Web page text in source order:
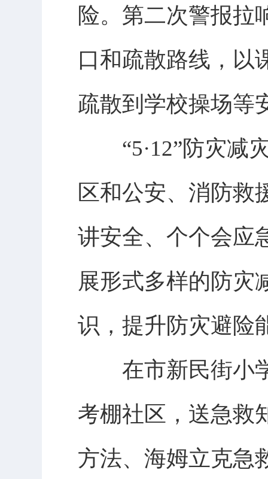
险。第二次警报拉
口和疏散路线，以
疏散到学校操场等
“5·12”防灾减灾
区和公安、消防救
讲安全、个个会
展形式多样的防灾
识，提升防灾避险
在市新民街小学
考棚社区，送急救
方法、海姆立克急